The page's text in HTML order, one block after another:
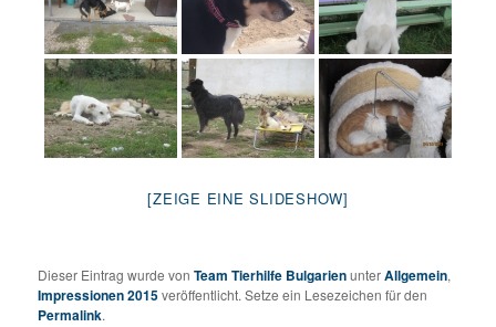
[ZEIGE EINE SLIDESHOW]
Dieser Eintrag wurde vonTeam Tierhilfe BulgarienunterAllgemein,
Impressionen 2015veröffentlicht. Setze ein Lesezeichen für den
Permalink.